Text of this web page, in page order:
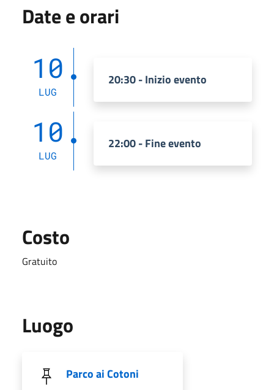
Date e orari
10
LUG
20:30 - Inizio evento
10
LUG
22:00 - Fine evento
Costo
Gratuito
Luogo
Parco ai Cotoni